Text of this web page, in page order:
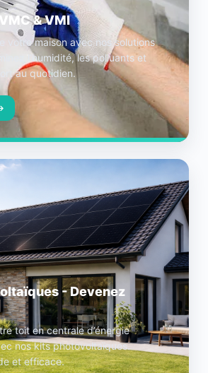
& VMI
votre maison avec nos solutions
l’humidité, les polluants et
au quotidien.
- Devenez
toit en centrale d’énergie
nos kits photovoltaïques.
et efficace.